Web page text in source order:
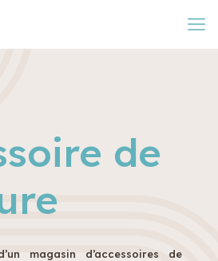
de
magasin d’accessoires de